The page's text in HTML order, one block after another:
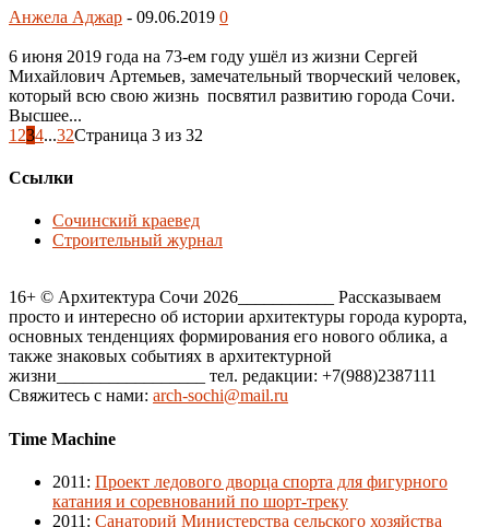
Анжела Аджар - 09.06.2019 0
6 июня 2019 года на 73-ем году ушёл из жизни Сергей
Михайлович Артемьев, замечательный творческий человек,
который всю свою жизнь посвятил развитию города Сочи.
Высшее...
1 234...32Страница 3 из 32
Ссылки
Сочинский краевед
Строительный журнал
16+ © Архитектура Сочи 2026___________ Рассказываем
просто и интересно об истории архитектуры города курорта,
основных тенденциях формирования его нового облика, а
также знаковых событиях в архитектурной
жизни_________________ тел. редакции: +7(988)2387111
Свяжитесь с нами: arch-sochi@mail.ru
Time Machine
2011 : Проект ледового дворца спорта для фигурного
катания и соревнований по шорт-треку
2011 : Санаторий Министерства сельского хозяйства